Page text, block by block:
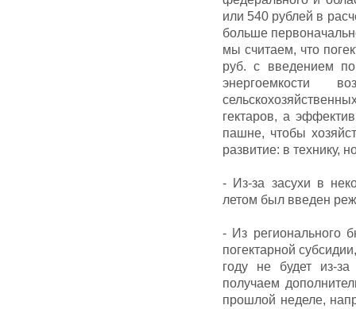
или 540 рублей в
больше
мы считаем, что
руб. с введением
энергоемкости
гектаров, а
пашне, чтобы
развитие: в технику,
- Из-за засухи в
летом был введен
- Из регионального
погектарной
году не будет из-
получаем
прошлой неделе,